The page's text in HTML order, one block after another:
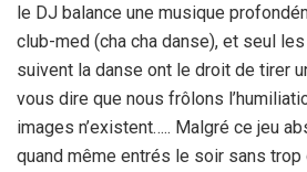
le DJ balance une musique
club-med (cha cha danse), et seul
suivent la danse ont le droit de tirer
vous dire que nous frôlons
images n’existent….. Malgré ce jeu
quand même entrés le soir sans